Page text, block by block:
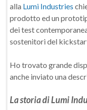
alla Lumi Industries
prodotto ed un
dei test
sostenitori del
Ho trovato grande
anche inviato una
La storia di Lumi